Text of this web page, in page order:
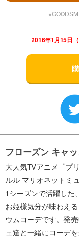
2016年1月15日
フローズン キャ
大人気TVアニメ『プ
ルル マリオネットミ
1シーズンで活躍した
お姫様気分が味わえ
ウムコーデです。発
ェ達と一緒にコーデ